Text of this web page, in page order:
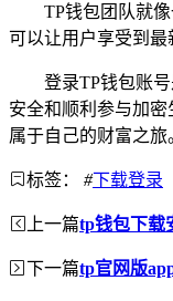
TP钱包团队就
可以让用户享受到
登录TP钱包账
安全和顺利参与加
属于自己的财富之旅
标签： #下载登录
上一篇tp钱包下载
下一篇tp官网版